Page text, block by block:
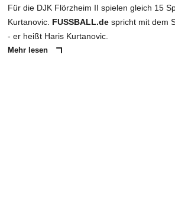
Für die DJK Flörzheim II spielen gleich 15
Kurtanovic. FUSSBALL.de spricht mit dem
- er heißt Haris Kurtanovic.
Mehr lesen